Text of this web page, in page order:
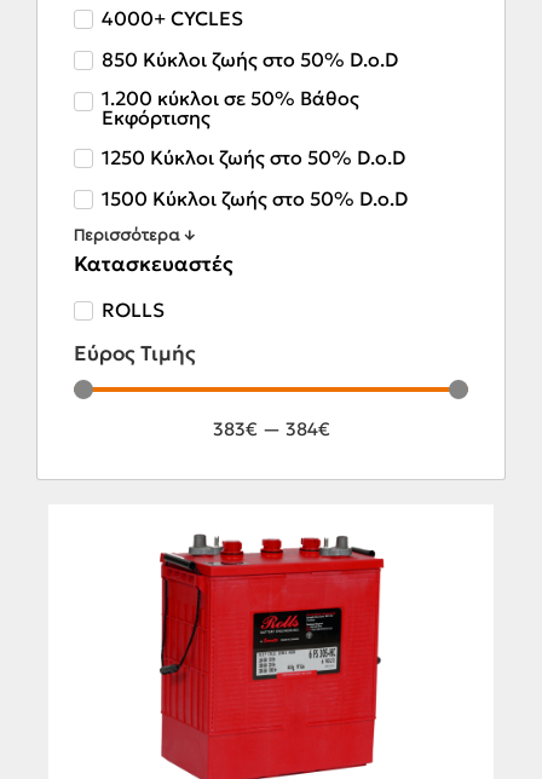
4000+ CYCLES
850 Κύκλοι ζωής στο 50% D.o.D
1.200 κύκλοι σε 50% Βάθος
Εκφόρτισης
1250 Κύκλοι ζωής στο 50% D.o.D
1500 Κύκλοι ζωής στο 50% D.o.D
Περισσότερα ↓
Κατασκευαστές
ROLLS
Εύρος Τιμής
383€ — 384€